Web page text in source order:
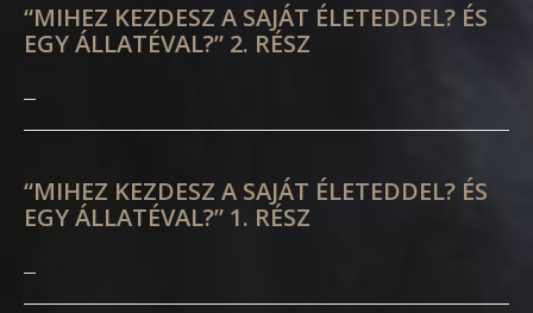
“MIHEZ KEZDESZ A SAJÁT ÉLETEDDEL? ÉS
EGY ÁLLATÉVAL?” 2. RÉSZ
“MIHEZ KEZDESZ A SAJÁT ÉLETEDDEL? ÉS
EGY ÁLLATÉVAL?” 1. RÉSZ